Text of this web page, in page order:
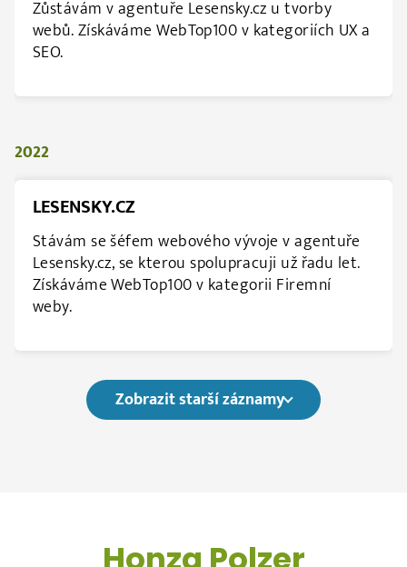
Zůstávám v agentuře Lesensky.cz u tvorby
webů. Získáváme WebTop100 v kategoriích UX a
SEO.
2022
LESENSKY.CZ
Stávám se šéfem webového vývoje v agentuře
Lesensky.cz, se kterou spolupracuji už řadu let.
Získáváme WebTop100 v kategorii Firemní
weby.
Zobrazit starší záznamy